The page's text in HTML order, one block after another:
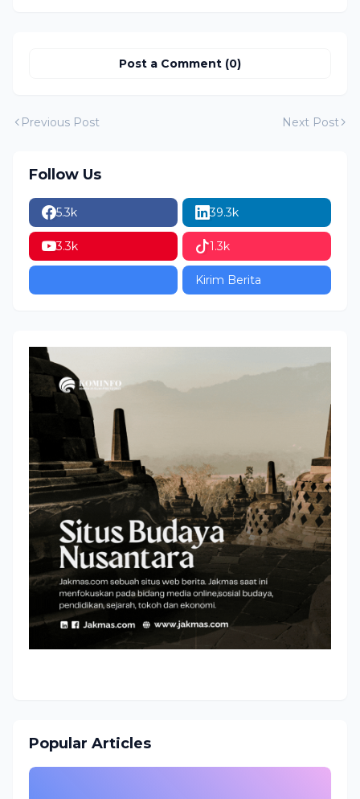
Post a Comment (0)
Previous Post Next Post
Follow Us
5.3k 39.3k
3.3k 1.3k
Kirim Berita
Popular Articles